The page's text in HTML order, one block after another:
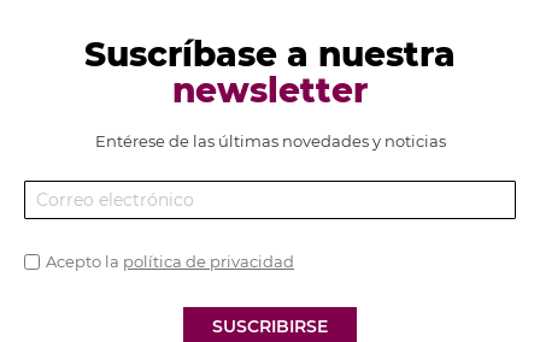
Suscríbase a nuestra
newsletter
Entérese de las últimas novedades y noticias
SUSCRIBIRSE
Acepto la política de privacidad